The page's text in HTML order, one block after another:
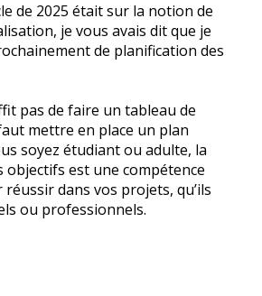
de 2025 était sur la notion de
, je vous avais dit que je
de planification des
pas de faire un tableau de
mettre en place un plan
soyez étudiant ou adulte, la
objectifs est une compétence
dans vos projets, qu’ils
ou professionnels.